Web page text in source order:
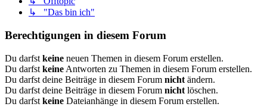
↳ "Das bin ich"
Berechtigungen in diesem Forum
Du darfst keine neuen Themen in diesem Forum erstellen.
Du darfst keine Antworten zu Themen in diesem Forum erstellen.
Du darfst deine Beiträge in diesem Forum nicht ändern.
Du darfst deine Beiträge in diesem Forum nicht löschen.
Du darfst keine Dateianhänge in diesem Forum erstellen.